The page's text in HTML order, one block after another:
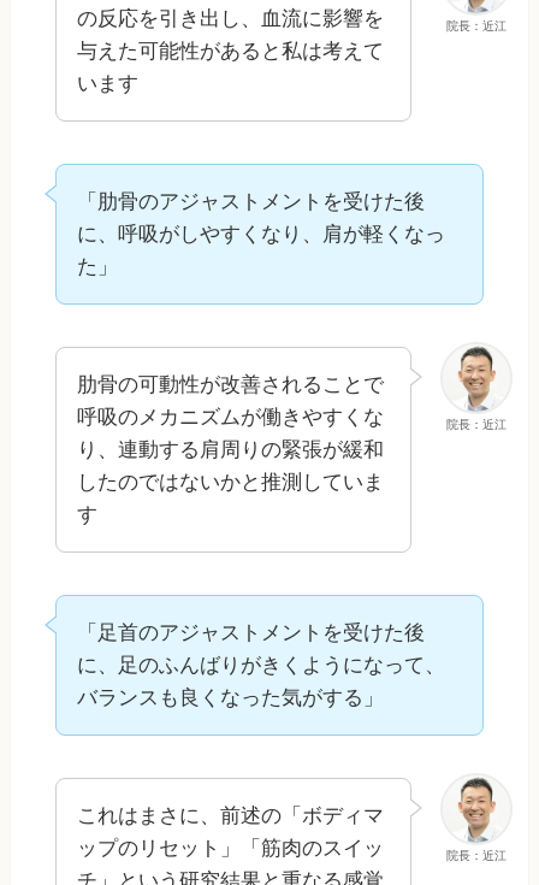
院長：近江
の反応を引き出し、血流に影響を
与えた可能性があると私は考えて
います
「肋骨のアジャストメントを受けた後
に、呼吸がしやすくなり、肩が軽くなっ
た」
院長：近江
肋骨の可動性が改善されることで
呼吸のメカニズムが働きやすくな
り、連動する肩周りの緊張が緩和
したのではないかと推測していま
す
「足首のアジャストメントを受けた後
に、足のふんばりがきくようになって、
バランスも良くなった気がする」
院長：近江
これはまさに、前述の「ボディマ
ップのリセット」「筋肉のスイッ